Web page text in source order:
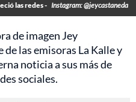
las redes - Instagram: @jeycastaneda
de imagen Jey
las emisoras La Kalle y
noticia a sus más de
sociales.